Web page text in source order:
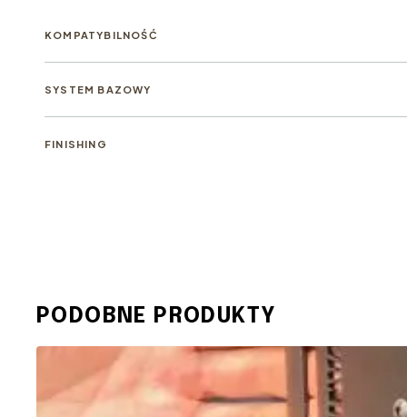
KOMPATYBILNOŚĆ
SYSTEM BAZOWY
FINISHING
PODOBNE PRODUKTY